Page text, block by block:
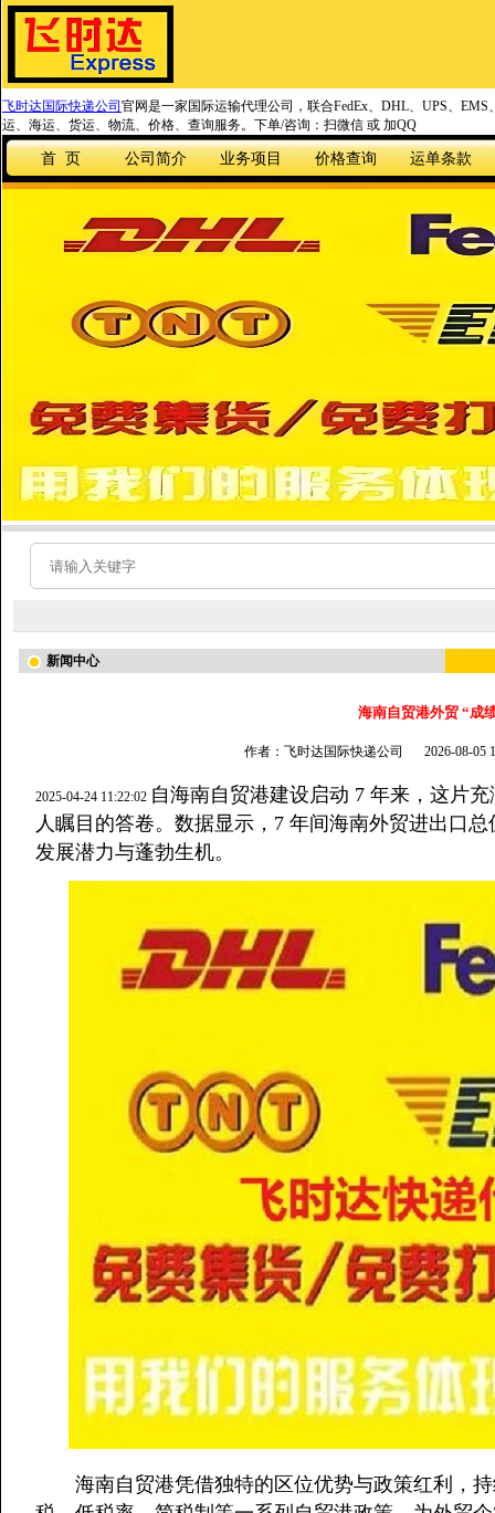
飞时达国际快递公司 官网是一家国际运输代理公司，联合FedEx、DHL、UPS、
运、海运、货运、物流、价格、查询服务。下单/咨询：扫微信 或 加QQ
首 页 公司简介 业务项目 价格查询 运单条款
新闻中心
海南自贸港外贸 “成
作者：飞时达国际快递公司 2026-08-05
2025-04-24 11:22:02 自海南自贸港建设启动 7 年来，这片
人瞩目的答卷。数据显示，7 年间海南外贸进出口
发展潜力与蓬勃生机。
海南自贸港凭借独特的区位优势与政策红利，持